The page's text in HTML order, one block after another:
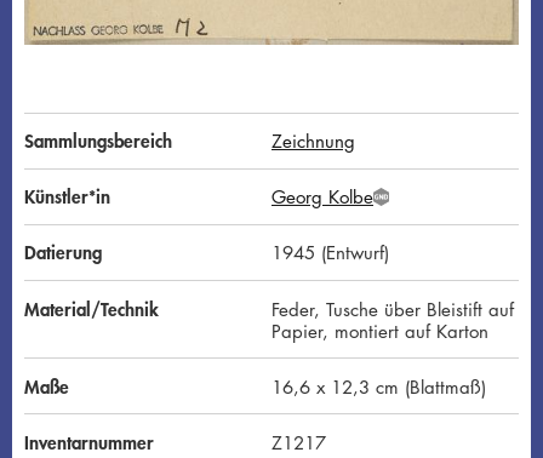
Sammlungsbereich Zeichnung
Künstler*in Georg KolbeG
N
D
Datierung 1945 (Entwurf)
Material/Technik
Feder, Tusche über Bleistift auf
Papier, montiert auf Karton
Maße 16,6 x 12,3 cm (Blattmaß)
Inventarnummer Z1217